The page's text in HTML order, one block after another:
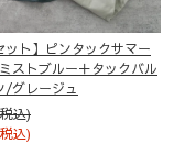
ット】ピンタックサマー
ストブルー＋タックバル
/グレージュ
込)
込)